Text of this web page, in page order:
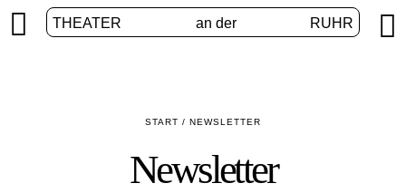
THEATER an der RUHR
 
START / NEWSLETTER
Newsletter